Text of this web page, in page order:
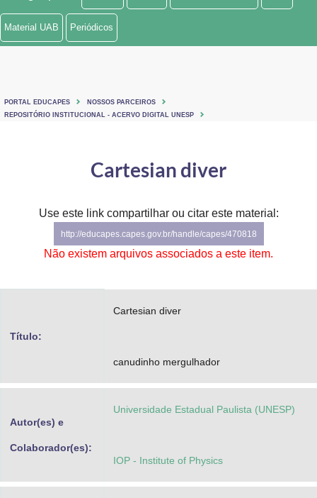
Ministério de Minas e Energia
Ministério do Turismo
Controladoria-Geral da União
Advocacia-Geral da União
Material UAB Periódicos
PORTAL EDUCAPES
NOSSOS PARCEIROS
REPOSITÓRIO INSTITUCIONAL - ACERVO DIGITAL UNESP
Cartesian diver
Use este link compartilhar ou citar este material:
http://educapes.capes.gov.br/handle/capes/470818
Não existem arquivos associados a este item.
Título:
Cartesian diver
canudinho mergulhador
Autor(es) e
Colaborador(es):
Universidade Estadual Paulista (UNESP)
IOP - Institute of Physics